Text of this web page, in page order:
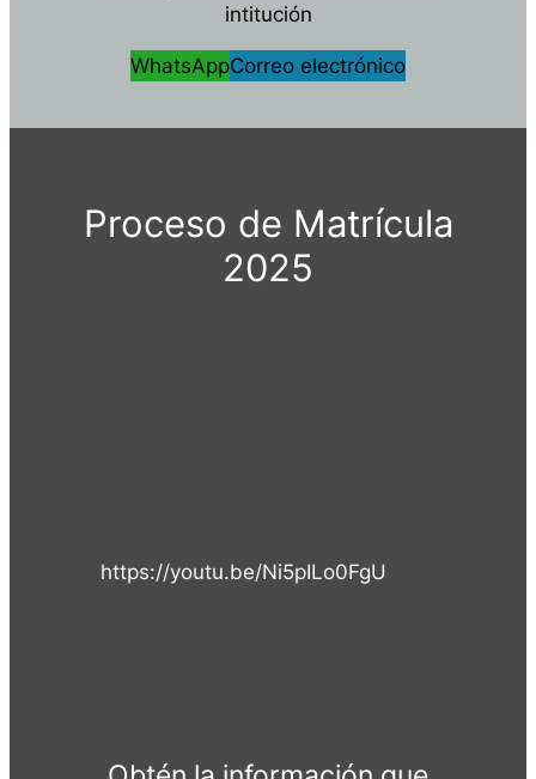
intitución
WhatsAppCorreo electrónico
Proceso de Matrícula
2025
https://youtu.be/Ni5pILo0FgU